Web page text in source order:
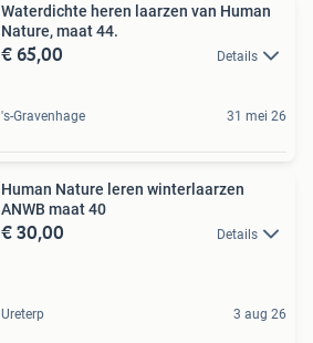
Waterdichte heren laarzen van Human
Nature, maat 44.
€ 65,00 Details
's-Gravenhage 31 mei 26
Human Nature leren winterlaarzen
ANWB maat 40
€ 30,00 Details
Ureterp 3 aug 26